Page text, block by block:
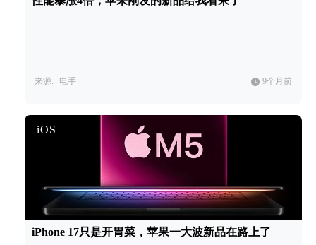
来源: 电手 9个月前
iOS
iPhone 17只是开胃菜，苹果一大波新品在路上了